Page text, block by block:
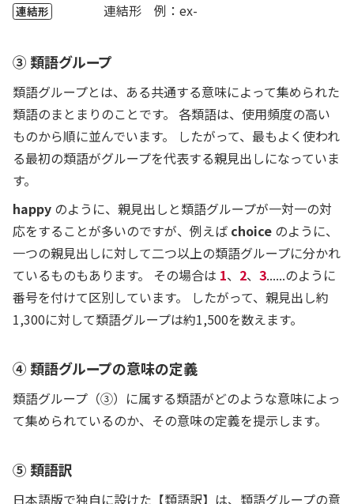
連結形 連結形 例：ex-
③ 類語グループ
類語グループとは、ある共通する意味によって集められた
類語のまとまりのことです。 各類語は、使用頻度の高い
ものから順に並んでいます。 したがって、最もよく使われ
る最初の類語がグループを代表する親見出しになっていま
す。
happy のように、親見出しと類語グループが一対一の対
応をすることが多いのですが、例えば choice のように、
一つの親見出しに対して二つ以上の類語グループに分かれ
ているものもあります。 その場合は 1、 2、 3......のように
番号を付けて区別しています。 したがって、親見出し約
1,300に対して類語グループは約1,500を数えます。
④ 類語グループの意味の定義
類語グループ（③）に属する類語がどのような意味によっ
て集められているのか、その意味の定義を提示します。
⑤ 類語訳
日本語版で独自に設けた【類語訳】は、類語グループの意